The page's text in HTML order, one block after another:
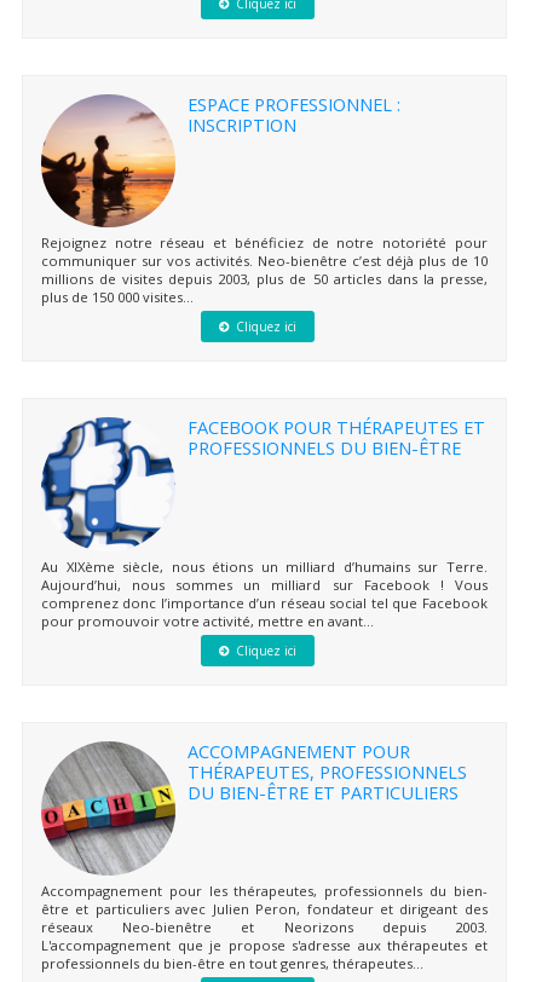
ESPACE PROFESSIONNEL :
INSCRIPTION
Rejoignez notre réseau et bénéficiez de notre notoriété pour
communiquer sur vos activités. Neo-bienêtre c’est déjà plus de 10
millions de visites depuis 2003, plus de 50 articles dans la presse,
plus de 150 000 visites...
Cliquez ici
FACEBOOK POUR THÉRAPEUTES ET
PROFESSIONNELS DU BIEN-ÊTRE
Au XIXème siècle, nous étions un milliard d’humains sur Terre.
Aujourd’hui, nous sommes un milliard sur Facebook ! Vous
comprenez donc l’importance d’un réseau social tel que Facebook
pour promouvoir votre activité, mettre en avant...
Cliquez ici
ACCOMPAGNEMENT POUR
THÉRAPEUTES, PROFESSIONNELS
DU BIEN-ÊTRE ET PARTICULIERS
Accompagnement pour les thérapeutes, professionnels du bien-
être et particuliers avec Julien Peron, fondateur et dirigeant des
réseaux Neo-bienêtre et Neorizons depuis 2003.
L'accompagnement que je propose s'adresse aux thérapeutes et
professionnels du bien-être en tout genres, thérapeutes...